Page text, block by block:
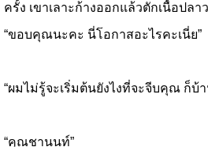
ครั้ง เขาเลาะก้างออกแล้วตักเนื้อปลา
“ขอบคุณนะคะ นี่โอกาสอะไรคะเนี่ย”
“ผมไม่รู้จะเริ่มต้นยังไงที่จะจีบคุณ ก็บ้
“คุณชานนท์”